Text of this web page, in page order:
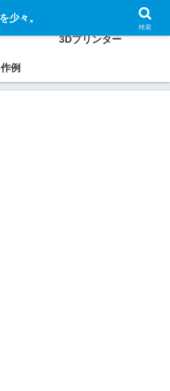
Xiaoなどの使い方、作例を紹介
3Dプリンター
作例
少々。
検索